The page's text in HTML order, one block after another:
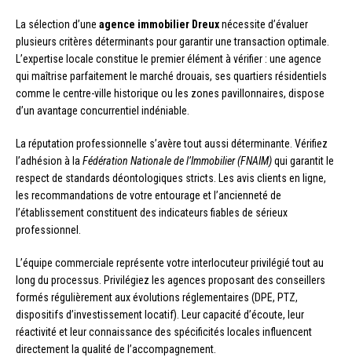
La sélection d’une agence immobilier Dreuxnécessite d’évaluer
plusieurs critères déterminants pour garantir une transaction optimale.
L’expertise locale constitue le premier élément à vérifier : une agence
qui maîtrise parfaitement le marché drouais, ses quartiers résidentiels
comme le centre-ville historique ou les zones pavillonnaires, dispose
d’un avantage concurrentiel indéniable.
La réputation professionnelle s’avère tout aussi déterminante. Vérifiez
l’adhésion à laFédération Nationale de l’Immobilier (FNAIM)qui garantit le
respect de standards déontologiques stricts. Les avis clients en ligne,
les recommandations de votre entourage et l’ancienneté de
l’établissement constituent des indicateurs fiables de sérieux
professionnel.
L’équipe commerciale représente votre interlocuteur privilégié tout au
long du processus. Privilégiez les agences proposant des conseillers
formés régulièrement aux évolutions réglementaires (DPE, PTZ,
dispositifs d’investissement locatif). Leur capacité d’écoute, leur
réactivité et leur connaissance des spécificités locales influencent
directement la qualité de l’accompagnement.